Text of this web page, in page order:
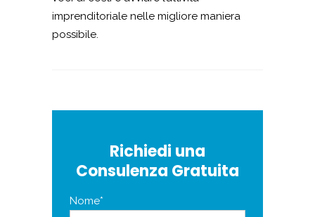
imprenditoriale nelle migliore maniera
possibile.
Richiedi una
Consulenza Gratuita
Nome*